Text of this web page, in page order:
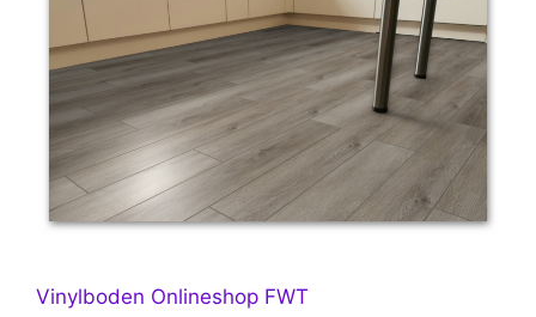
Vinylboden Onlineshop FWT